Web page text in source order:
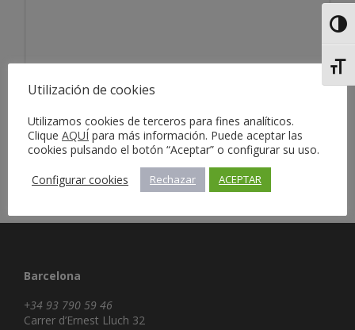
Información del servicio
Barcelona
+34 93 790 59 46
Carrer d’Ernest Lluch 32
Utilización de cookies
Utilizamos cookies de terceros para fines analíticos.
Clique AQUÍ para más información. Puede aceptar las
cookies pulsando el botón “Aceptar” o configurar su uso.
Configurar cookies
Rechazar ACEPTAR